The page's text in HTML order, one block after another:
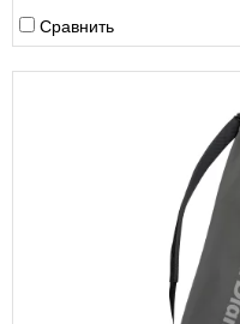
Сравнить